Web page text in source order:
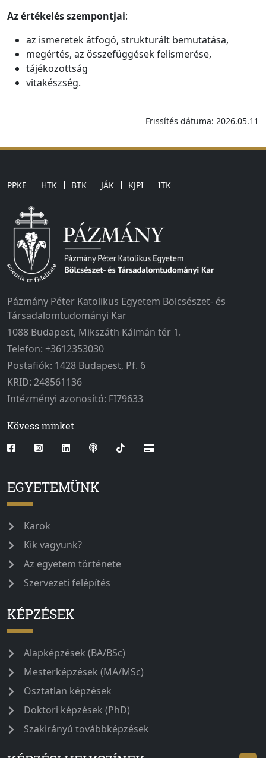
Az értékelés szempontjai:
az ismeretek átfogó, strukturált bemutatása,
megértés, az összefüggések felismerése,
tájékozottság
vitakészség.
Frissítés dátuma: 2026.05.11
PPKE HTK BTK JÁK KJPI ITK
Pázmány Péter Katolikus Egyetem Bölcsészet- és
Társadalomtudományi Kar
1088 Budapest, Mikszáth Kálmán tér 1.
Telefon: +3612353030
Postafiók: 1428 Budapest, Pf. 6
KRID: 248561136
Intézményi azonosító: FI79633
Kövess minket
EGYETEMÜNK
Karok
Kik vagyunk?
Az egyetem története
Szervezeti felépítés
KÉPZÉSEK
Alapképzések (BA/BSc)
Mesterképzések (MA/MSc)
Osztatlan képzések
Doktori képzések (PhD)
Szakirányú továbbképzések